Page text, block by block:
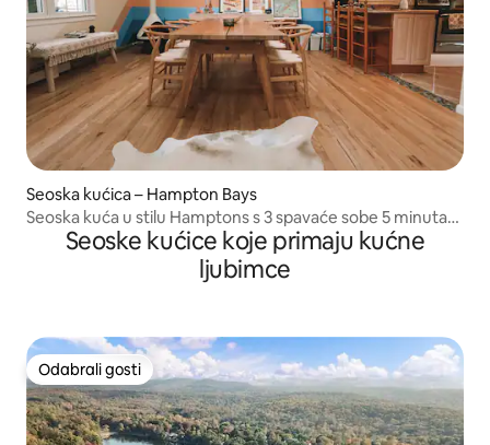
Seoska kućica – Hampton Bays
Seoska kuća u stilu Hamptons s 3 spavaće sobe 5 minuta
od plažeSeoske kućice koje primaju kućne
ljubimce
Odabrali gosti
Odabrali gosti